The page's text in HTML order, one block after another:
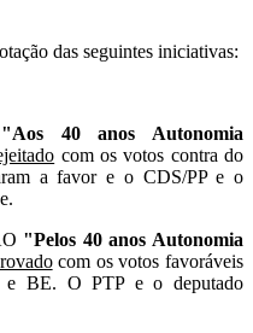
das seguintes iniciativas:
"Aos 40 anos Autonomia
com os votos contra do
a favor e o CDS/PP e o
"Pelos 40 anos Autonomia
com os votos favoráveis
e BE. O PTP e o deputado